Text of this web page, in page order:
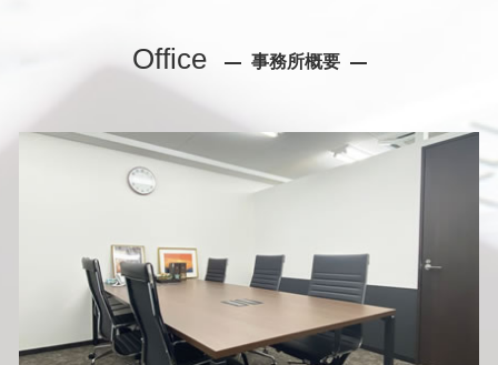
Office 事務所概要